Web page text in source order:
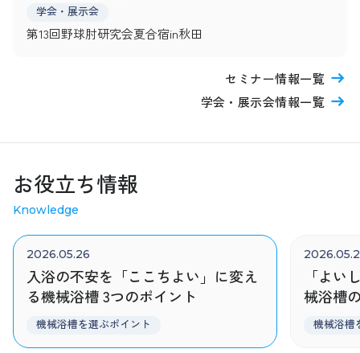
学会・展示会
第13回野球肘研究会夏合宿in秋田
セミナー情報一覧
学会・展示会情報一覧
お役立ち情報
Knowledge
2026.05.26
入浴の不安を「ここちよい」に変え
る機械浴槽 3つのポイント
機械浴槽を選ぶポイント
「よい
械浴槽
機械浴槽